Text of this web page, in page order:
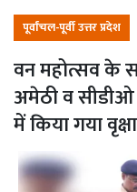
पूर्वांचल-पूर्वी उत्तर प्रदेश
वन महोत्सव के
अमेठी व सीडीओ
में किया गया